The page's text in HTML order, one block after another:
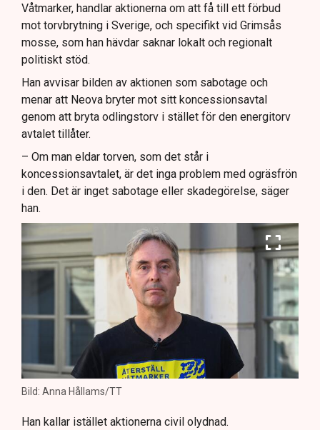
Våtmarker, handlar aktionerna om att få till ett förbud
mot torvbrytning i Sverige, och specifikt vid Grimsås
mosse, som han hävdar saknar lokalt och regionalt
politiskt stöd.
Han avvisar bilden av aktionen som sabotage och
menar att Neova bryter mot sitt koncessionsavtal
genom att bryta odlingstorv i stället för den energitorv
avtalet tillåter.
– Om man eldar torven, som det står i
koncessionsavtalet, är det inga problem med ogräsfrön
i den. Det är inget sabotage eller skadegörelse, säger
han.
Bild: Anna Hållams/TT
Han kallar istället aktionerna civil olydnad.